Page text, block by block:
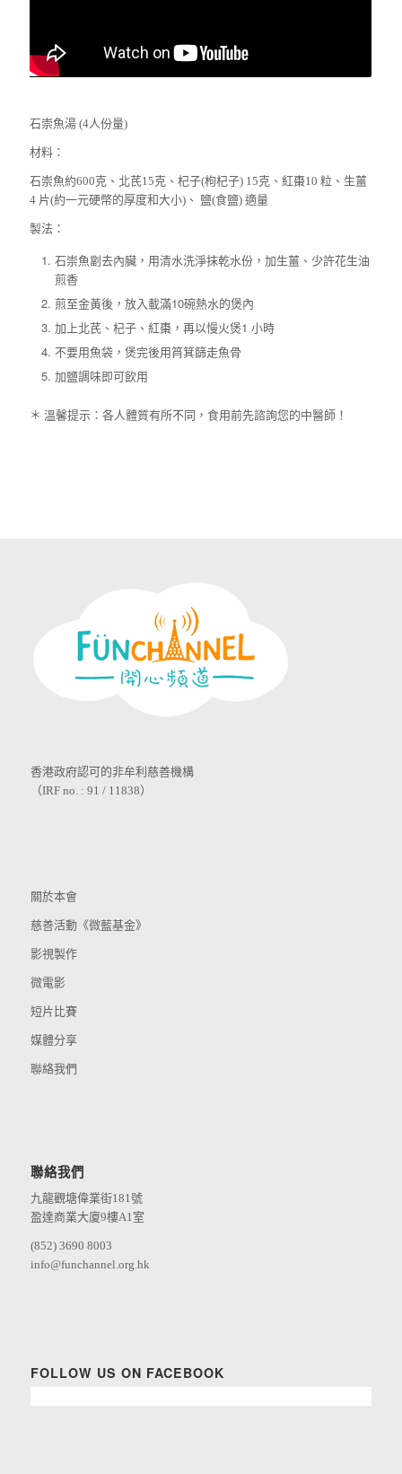
石崇魚湯 (4人份量)
材料：
石崇魚約600克、北芪15克、杞子(枸杞子) 15克、紅棗10 粒、生薑
4 片(約一元硬幣的厚度和大小)、 鹽(食鹽) 適量
製法：
石崇魚劏去內臟，用清水洗淨抹乾水份，加生薑、少許花生油
煎香
煎至金黃後，放入載滿10碗熱水的煲內
加上北芪、杞子、紅棗，再以慢火煲1 小時
不要用魚袋，煲完後用筲箕篩走魚骨
加鹽調味即可飲用
＊ 溫馨提示：各人體質有所不同，食用前先諮詢您的中醫師！
香港政府認可的非牟利慈善機構
（IRF no. : 91 / 11838）
關於本會
慈善活動《微藍基金》
影視製作
微電影
短片比賽
媒體分享
聯絡我們
聯絡我們
九龍觀塘偉業街181號
盈達商業大廈9樓A1室
(852) 3690 8003
info@funchannel.org.hk
FOLLOW US ON FACEBOOK